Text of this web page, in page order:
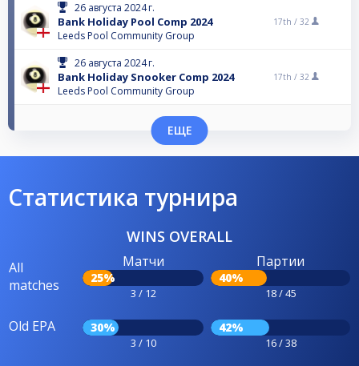
26 августа 2024 г.
Bank Holiday Pool Comp 2024
Leeds Pool Community Group
17th / 32
26 августа 2024 г.
Bank Holiday Snooker Comp 2024
Leeds Pool Community Group
17th / 32
ЕЩЕ
Статистика турнира
WINS OVERALL
All
matches
Матчи
25%
3 / 12
Партии
40%
18 / 45
Old EPA 30%
3 / 10
42%
16 / 38